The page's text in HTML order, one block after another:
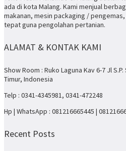
ada di kota Malang. Kami menjual
makanan, mesin packaging /
tepat guna pengolahan pertanian.
ALAMAT & KONTAK KAMI
Show Room : Ruko Laguna Kav 6-7 Jl
Timur, Indonesia
Telp : 0341-4345981, 0341-472248
Hp | WhatsApp : 081216665445 |
Recent Posts